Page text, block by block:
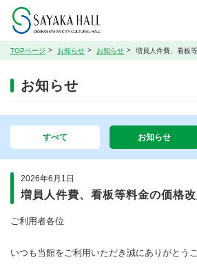
TOPページ お知らせ お知らせ 増員人件費、看板
お知らせ
すべて お知らせ
2026年6月1日
増員人件費、看板等料金の価格
ご利用者各位
いつも当館をご利用いただき誠にありがとうご